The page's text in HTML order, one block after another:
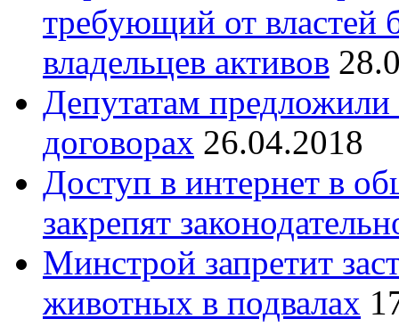
требующий от властей
владельцев активов
Депутатам
договорах 26.04.2018
Доступ в интернет в
закрепят
Минстрой запретит
животных в подвалах